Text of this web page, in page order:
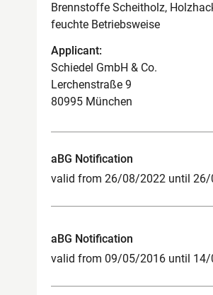
Brennstoffe Scheitholz,
feuchte Betriebsweise
Applicant:
Schiedel GmbH & Co.
Lerchenstraße 9
80995 München
aBG Notification
valid from 26/08/2022 until
aBG Notification
valid from 09/05/2016 until